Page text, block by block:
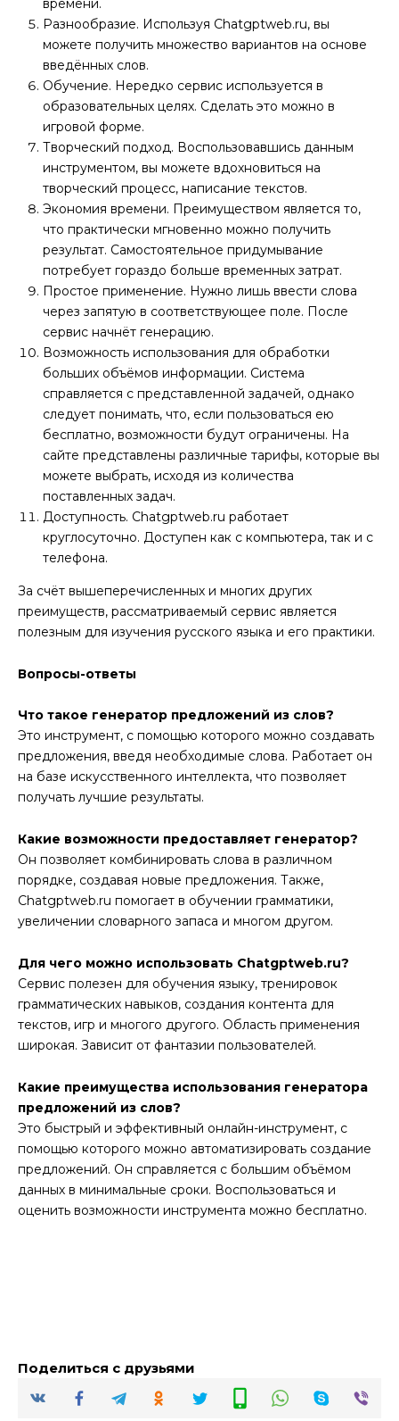
времени.
Разнообразие. Используя Chatgptweb.ru, вы
можете получить множество вариантов на основе
введённых слов.
Обучение. Нередко сервис используется в
образовательных целях. Сделать это можно в
игровой форме.
Творческий подход. Воспользовавшись данным
инструментом, вы можете вдохновиться на
творческий процесс, написание текстов.
Экономия времени. Преимуществом является то,
что практически мгновенно можно получить
результат. Самостоятельное придумывание
потребует гораздо больше временных затрат.
Простое применение. Нужно лишь ввести слова
через запятую в соответствующее поле. После
сервис начнёт генерацию.
Возможность использования для обработки
больших объёмов информации. Система
справляется с представленной задачей, однако
следует понимать, что, если пользоваться ею
бесплатно, возможности будут ограничены. На
сайте представлены различные тарифы, которые вы
можете выбрать, исходя из количества
поставленных задач.
Доступность. Chatgptweb.ru работает
круглосуточно. Доступен как с компьютера, так и с
телефона.
За счёт вышеперечисленных и многих других
преимуществ, рассматриваемый сервис является
полезным для изучения русского языка и его практики.
Вопросы-ответы
Что такое генератор предложений из слов?
Это инструмент, с помощью которого можно создавать
предложения, введя необходимые слова. Работает он
на базе искусственного интеллекта, что позволяет
получать лучшие результаты.
Какие возможности предоставляет генератор?
Он позволяет комбинировать слова в различном
порядке, создавая новые предложения. Также,
Chatgptweb.ru помогает в обучении грамматики,
увеличении словарного запаса и многом другом.
Для чего можно использовать Chatgptweb.ru?
Сервис полезен для обучения языку, тренировок
грамматических навыков, создания контента для
текстов, игр и многого другого. Область применения
широкая. Зависит от фантазии пользователей.
Какие преимущества использования генератора
предложений из слов?
Это быстрый и эффективный онлайн-инструмент, с
помощью которого можно автоматизировать создание
предложений. Он справляется с большим объёмом
данных в минимальные сроки. Воспользоваться и
оценить возможности инструмента можно бесплатно.
Поделиться с друзьями